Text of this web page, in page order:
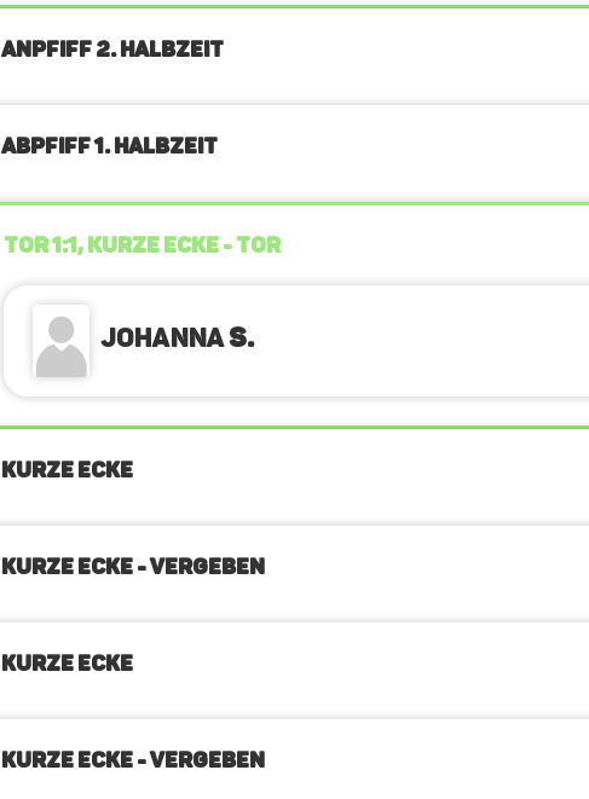
ANPFIFF 2. Halbzeit
ABPFIFF 1. Halbzeit
TOR 1:1, KURZE ECKE - TOR
JohannaS.
KURZE ECKE
KURZE ECKE - VERGEBEN
KURZE ECKE
KURZE ECKE - VERGEBEN